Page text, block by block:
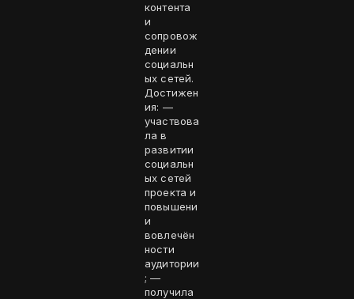
контента
и
сопровож
дении
социальн
ых сетей.
Достижен
ия: —
участвова
ла в
развитии
социальн
ых сетей
проекта и
повышени
и
вовлечён
ности
аудитории
; —
получила